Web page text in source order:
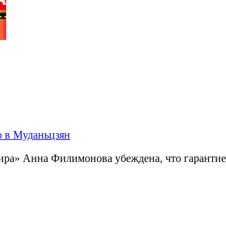
в Муданьцзян
Анна Филимонова убеждена, что гарантией